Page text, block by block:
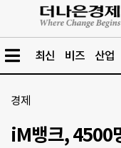
최신 비즈 산업
경제
iM뱅크, 4500